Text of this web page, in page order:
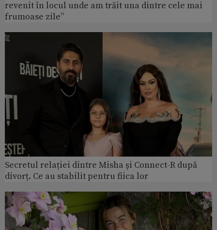
revenit în locul unde am trăit una dintre cele mai
frumoase zile”
Secretul relației dintre Misha și Connect-R după
divorț. Ce au stabilit pentru fiica lor